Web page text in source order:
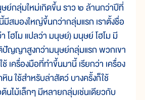
ลุ่มใหม่เกิดขึ้น ราว ๒ ล้านกว่าปีที่
สมองใหญ่ขึ้นกว่ากลุ่มแรก เราตั้งชื่อ
โฮโม แปลว่า มนุษย์) มนุษย์ โฮโม มี
ปัญญาสูงกว่ามนุษย์กลุ่มแรก พวกเขา
เครื่องมือที่ทำขึ้นมานี้ เรียกว่า เครื่อง
น ใช้สำหรับล่าสัตว์ บางครั้งก็ใช้
นไม้เล็กๆ มีหลายกลุ่มเช่นเดียวกับ